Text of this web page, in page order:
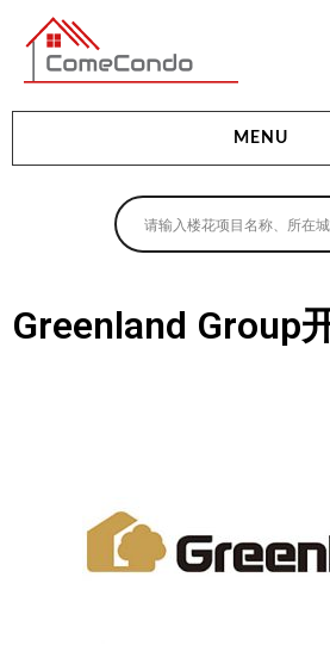
多伦多最新最全的楼花搜索
MENU
地产相关
买房指南
查询房源
帮您卖房
Greenland Group